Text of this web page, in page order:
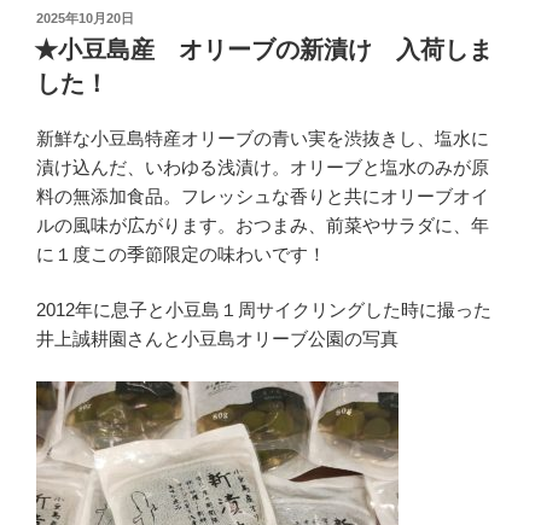
投
稿
日:
2025年10月20日
★小豆島産 オリーブの新漬け 入荷しま
した！
新鮮な小豆島特産オリーブの青い実を渋抜きし、塩水に
漬け込んだ、いわゆる浅漬け。オリーブと塩水のみが原
料の無添加食品。フレッシュな香りと共にオリーブオイ
ルの風味が広がります。おつまみ、前菜やサラダに、年
に１度この季節限定の味わいです！
2012年に息子と小豆島１周サイクリングした時に撮った
井上誠耕園さんと小豆島オリーブ公園の写真